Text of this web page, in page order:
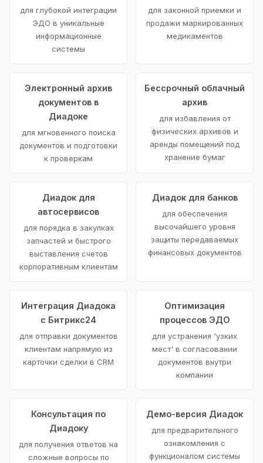
для глубокой интеграции
ЭДО в уникальные
информационные
системы
для законной приемки и
продажи маркированных
медикаментов
Электронный архив
документов в
Диадоке
для мгновенного поиска
документов и подготовки
к проверкам
Бессрочный облачный
архив
для избавления от
физических архивов и
аренды помещений под
хранение бумаг
Диадок для
автосервисов
для порядка в закупках
запчастей и быстрого
выставления счетов
корпоративным клиентам
Диадок для банков
для обеспечения
высочайшего уровня
защиты передаваемых
финансовых документов
Интеграция Диадока
с Битрикс24
для отправки документов
клиентам напрямую из
карточки сделки в CRM
Оптимизация
процессов ЭДО
для устранения 'узких
мест' в согласовании
документов внутри
компании
Консультация по
Диадоку
для получения ответов на
сложные вопросы по
Демо-версия Диадок
для предварительного
ознакомления с
функционалом системы